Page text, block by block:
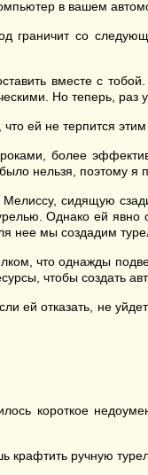
в вашем
граничит со
вместе с
Но теперь,
ей не терпится этим
более
нельзя, поэтому
сидящую
Однако ей
нее мы создадим
что однажды
чтобы создать
ей отказать, не
короткое
ручную